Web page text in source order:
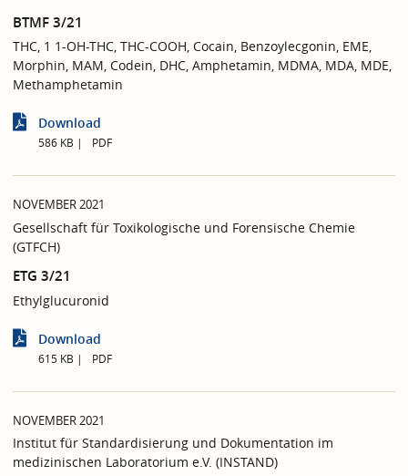
BTMF 3/21
THC, 1 1-OH-THC, THC-COOH, Cocain, Benzoylecgonin, EME,
Morphin, MAM, Codein, DHC, Amphetamin, MDMA, MDA, MDE,
Methamphetamin
Download
586 KB PDF
NOVEMBER 2021
Gesellschaft für Toxikologische und Forensische Chemie
(GTFCH)
ETG 3/21
Ethylglucuronid
Download
615 KB PDF
NOVEMBER 2021
Institut für Standardisierung und Dokumentation im
medizinischen Laboratorium e.V. (INSTAND)